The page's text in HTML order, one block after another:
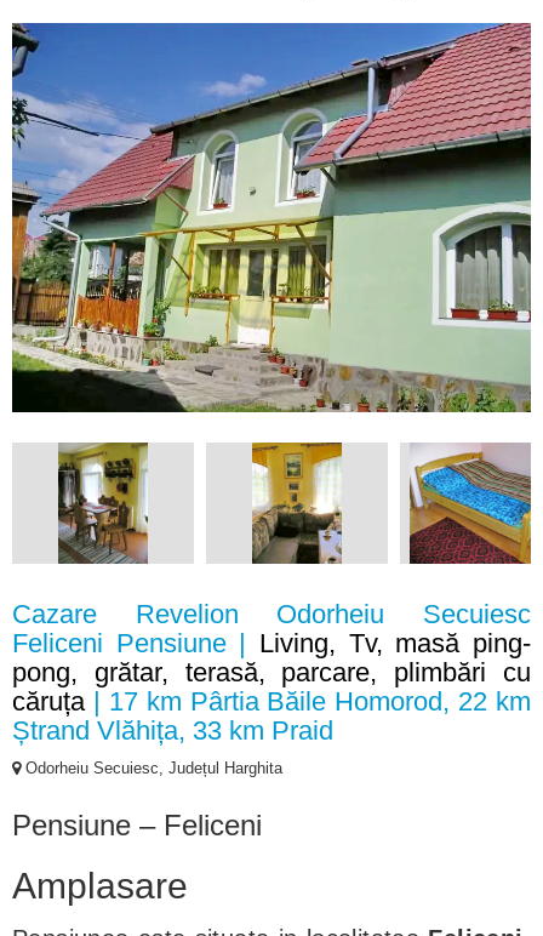
Cazare Revelion Odorheiu Secuiesc
Feliceni Pensiune | Living, Tv, masă ping-
pong, grătar, terasă, parcare, plimbări cu
căruța| 17 km Pârtia Băile Homorod, 22 km
Ștrand Vlăhița, 33 km Praid
Odorheiu Secuiesc, Județul Harghita
Pensiune – Feliceni
Amplasare